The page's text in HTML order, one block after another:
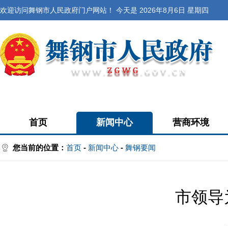
欢迎访问舞钢市人民政府门户网站！ 今天是 2026年8月6日 星期四
首页 新闻中心 营商环境
您当前的位置： 首页 - 新闻中心 - 舞钢要闻
市领